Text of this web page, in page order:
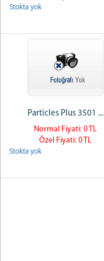
Stokta yok
Particles Plus 3501 ...
Normal Fiyati: 0 TL
Özel Fiyati: 0 TL
Stokta yok